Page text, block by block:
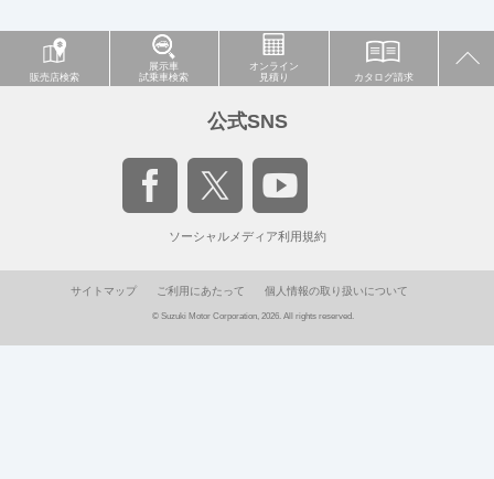
販売店検索
展示車
試乗車検索
オンライン
見積り
カタログ請求
公式SNS
ソーシャルメディア利用規約
サイトマップ ご利用にあたって 個人情報の取り扱いについて
© Suzuki Motor Corporation, 2026. All rights reserved.